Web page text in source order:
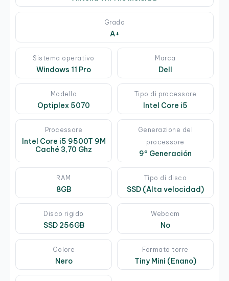
Grado
A+
Sistema operativo
Windows 11 Pro
Marca
Dell
Modello
Optiplex 5070
Tipo di processore
Intel Core i5
Processore
Intel Core i5 9500T 9M
Caché 3,70 Ghz
Generazione del
processore
9º Generación
RAM
8GB
Tipo di disco
SSD (Alta velocidad)
Disco rigido
SSD 256GB
Webcam
No
Colore
Nero
Formato torre
Tiny Mini (Enano)